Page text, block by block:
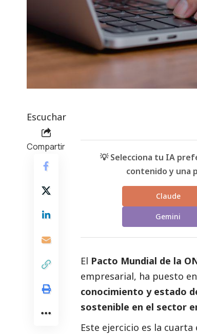
Escuchar
Compartir
💡 Selecciona tu IA
contenido y una
Claude
Gemini
El Pacto Mundial de la
empresarial, ha puesto
conocimiento y estado
sostenible en el sector
Este ejercicio es la